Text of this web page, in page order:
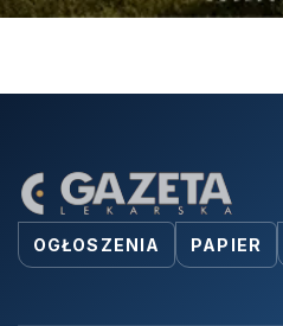
OGŁOSZENIA PAPIER